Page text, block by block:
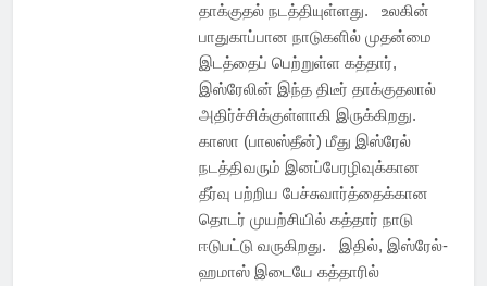
தாக்குதல் நடத்தியுள்ளது. உலகின்
பாதுகாப்பான நாடுகளில் முதன்மை
இடத்தைப் பெற்றுள்ள கத்தார்,
இஸ்ரேலின் இந்த திடீர் தாக்குதலால்
அதிர்ச்சிக்குள்ளாகி இருக்கிறது.
காஸா (பாலஸ்தீன்) மீது இஸ்ரேல்
நடத்திவரும் இனப்பேரழிவுக்கான
தீர்வு பற்றிய பேச்சுவார்த்தைக்கான
தொடர் முயற்சியில் கத்தார் நாடு
ஈடுபட்டு வருகிறது. இதில், இஸ்ரேல்-
ஹமாஸ் இடையே கத்தாரில்